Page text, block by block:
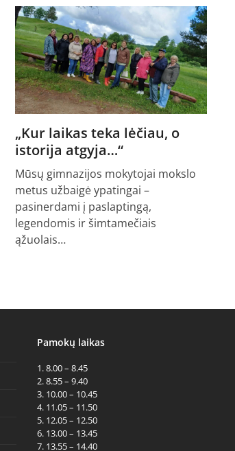
„Kur laikas teka lėčiau, o
istorija atgyja…“
Mūsų gimnazijos mokytojai mokslo
metus užbaigė ypatingai –
pasinerdami į paslaptingą,
legendomis ir šimtamečiais
ąžuolais…
Pamokų laikas
1. 8.00 – 8.45
2. 8.55 – 9.40
3. 10.00 – 10.45
4. 11.05 – 11.50
5. 12.05 – 12.50
6. 13.00 – 13.45
7. 13.55 – 14.40